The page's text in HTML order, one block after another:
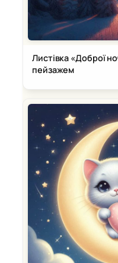
Листівка «Доброї
пейзажем